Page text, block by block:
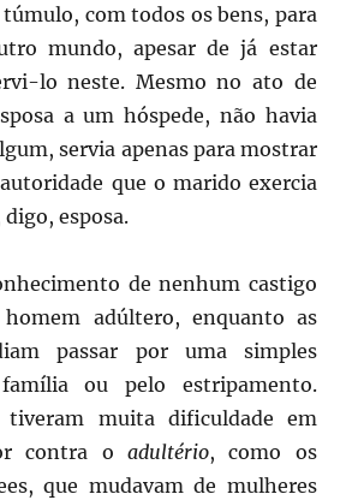
com todos os bens, para
mundo, apesar de já estar
lo neste. Mesmo no ato de
a um hóspede, não havia
servia apenas para mostrar
que o marido exercia
esposa.
de nenhum castigo
adúltero, enquanto as
passar por uma simples
ou pelo estripamento.
tiveram muita dificuldade em
contra o adultério, como os
que mudavam de mulheres